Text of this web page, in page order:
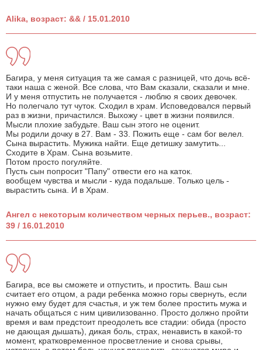
Alika, возраст: && / 15.01.2010
Багира, у меня ситуация та же самая с разницей, что дочь всё-
таки наша с женой. Все слова, что Вам сказали, сказали и мне.
И у меня отпустить не получается - люблю я своих девочек.
Но полегчало тут чуток. Сходил в храм. Исповедовался первый
раз в жизни, причастился. Выхожу - цвет в жизни появился.
Мысли плохие забудьте. Ваш сын этого не оценит.
Мы родили дочку в 27. Вам - 33. Пожить еще - сам бог велел.
Сына вырастить. Мужика найти. Еще детишку замутить...
Сходите в Храм. Сына возьмите.
Потом просто погуляйте.
Пусть сын попросит "Папу" отвести его на каток.
вообщем чувства и мысли - куда подальше. Только цель -
вырастить сына. И в Храм.
Ангел с некоторым количеством черных перьев., возраст:
39 / 16.01.2010
Багира, все вы сможете и отпустить, и простить. Ваш сын
считает его отцом, а ради ребенка можно горы свернуть, если
нужно ему будет для счастья, и уж тем более простить мужа и
начать общаться с ним цивилизованно. Просто должно пройти
время и вам предстоит преодолеть все стадии: обида (просто
не дающая дышать), дикая боль, страх, ненависть в какой-то
момент, кратковременное просветление и снова срывы,